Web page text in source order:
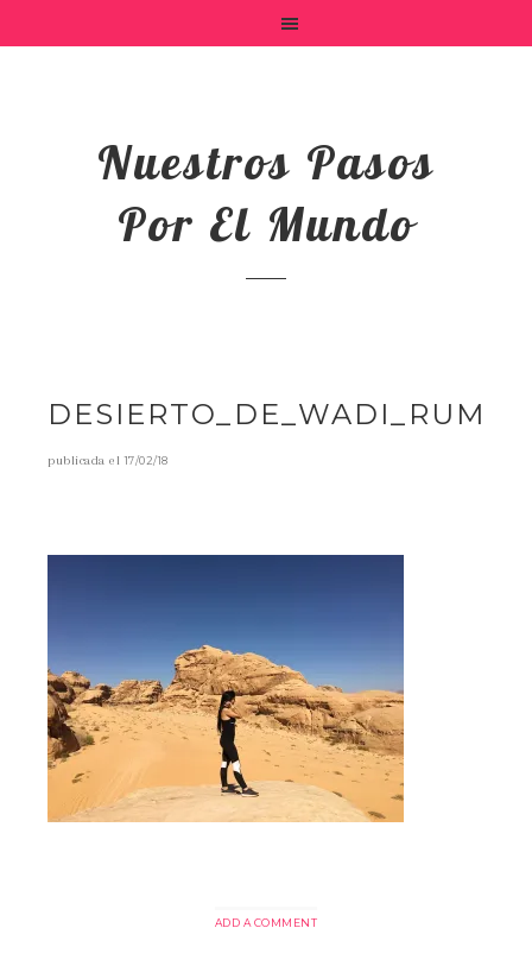
Nuestros Pasos
Por El Mundo
DESIERTO_DE_WADI_RUM
publicada el17/02/18
ADD A COMMENT